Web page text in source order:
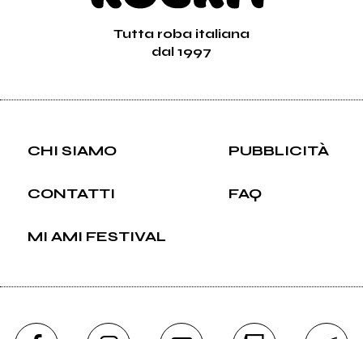
Tutta roba italiana
dal 1997
CHI SIAMO PUBBLICITÀ
CONTATTI FAQ
MI AMI FESTIVAL